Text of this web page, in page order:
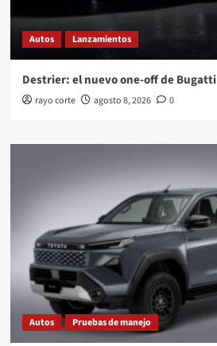
Autos Lanzamientos
Destrier: el nuevo one-off de Bugatti
rayo corte agosto 8, 2026 0
Autos Pruebas de manejo